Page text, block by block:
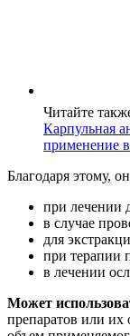
Читайте
Карпульная
применение
Благодаря этому,
при лечении
в случае
для
при терапии
в лечении
Может
препаратов или их